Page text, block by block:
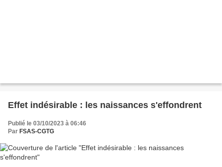
Effet indésirable : les naissances s'effondrent
Publié le 03/10/2023 à 06:46
Par FSAS-CGTG